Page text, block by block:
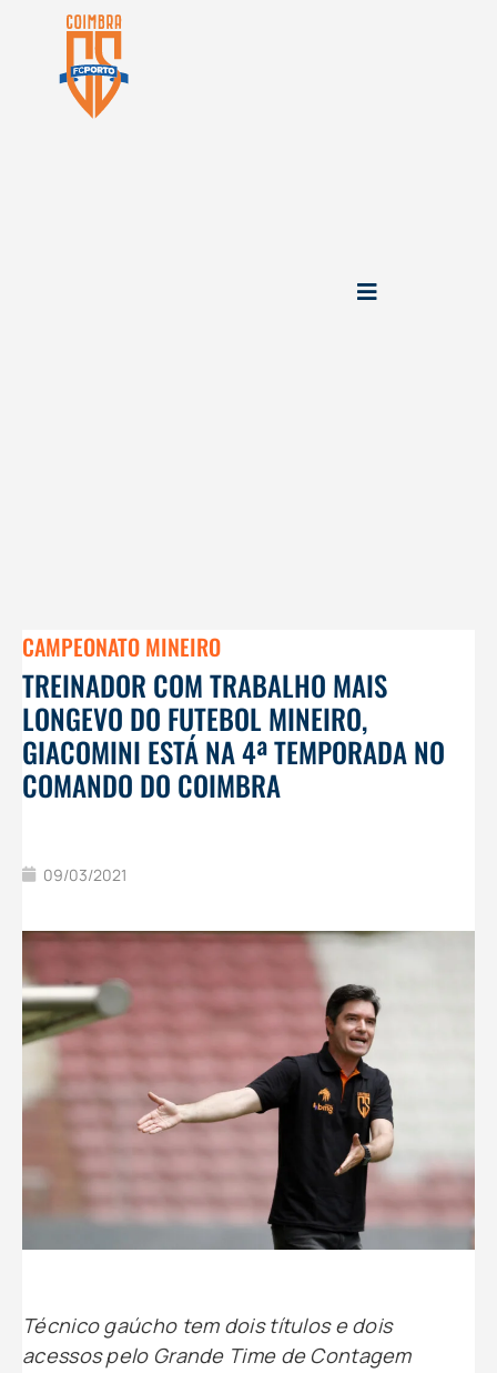
CAMPEONATO MINEIRO
TREINADOR COM TRABALHO MAIS
LONGEVO DO FUTEBOL MINEIRO,
GIACOMINI ESTÁ NA 4ª TEMPORADA NO
COMANDO DO COIMBRA
09/03/2021
Técnico gaúcho tem dois títulos e dois
acessos pelo Grande Time de Contagem